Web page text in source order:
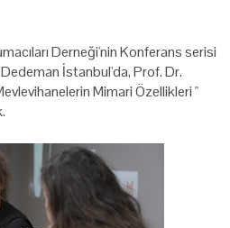
Derneği'nin Konferans serisi
İstanbul'da, Prof. Dr.
Mimari Özellikleri "